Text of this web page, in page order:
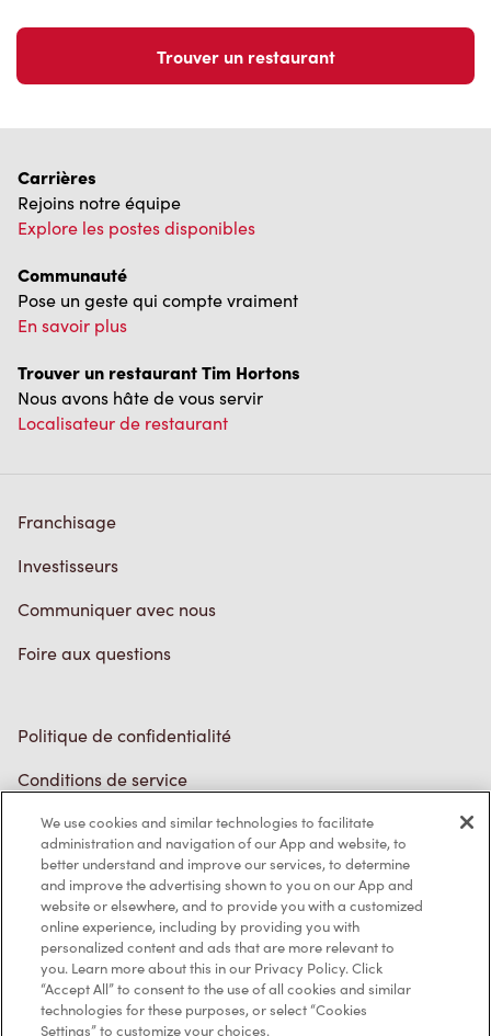
Trouver un restaurant
Rejoins notre équipe
Explore les postes disponibles
Communauté
Pose un geste qui compte vraiment
En savoir plus
Trouver un restaurant Tim Hortons
Nous avons hâte de vous servir
Localisateur de restaurant
Investisseurs
Communiquer avec nous
Foire aux questions
Conditions de service
Marques de commerce
Accessibilité
Diagnostic
Contactez-nous
We use cookies and similar technologies to facilitate
administration and navigation of our App and website, to
better understand and improve our services, to determine
and improve the advertising shown to you on our App and
website or elsewhere, and to provide you with a customized
online experience, including by providing you with
personalized content and ads that are more relevant to
you. Learn more about this in our Privacy Policy. Click
“Accept All” to consent to the use of all cookies and similar
technologies for these purposes, or select “Cookies
Settings” to customize your choices.